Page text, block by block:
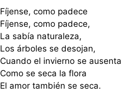
Fíjense, como padece
Fíjense, como padece,
La sabía naturaleza,
Los árboles se desojan,
Cuando el invierno se
Como se seca la flora
El amor también se seca.